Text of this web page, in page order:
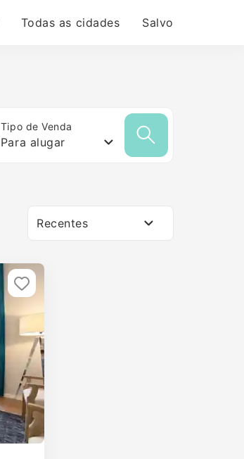
Todas as cidades Salvo
Tipo de Venda
Para alugar
Recentes